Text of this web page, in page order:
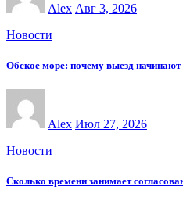
Alex Авг 3, 2026
Новости
Обское море: почему выезд начинают
Alex Июл 27, 2026
Новости
Сколько времени занимает